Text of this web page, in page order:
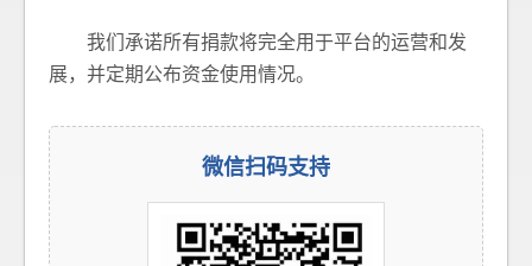
我们承诺所有捐款将完全用于平台的运营和发
展，并定期公布资金使用情况。
微信扫码支持